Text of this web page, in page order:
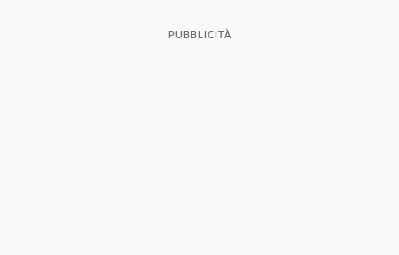
PUBBLICITÀ